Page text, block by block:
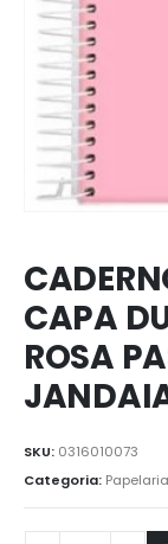
CAPA
ROSA
SKU: 0316010073
Categoria: